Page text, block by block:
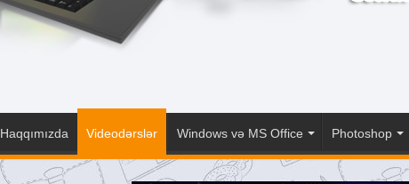
Haqqımızda Videodərslər Windows və MS Office Photoshop